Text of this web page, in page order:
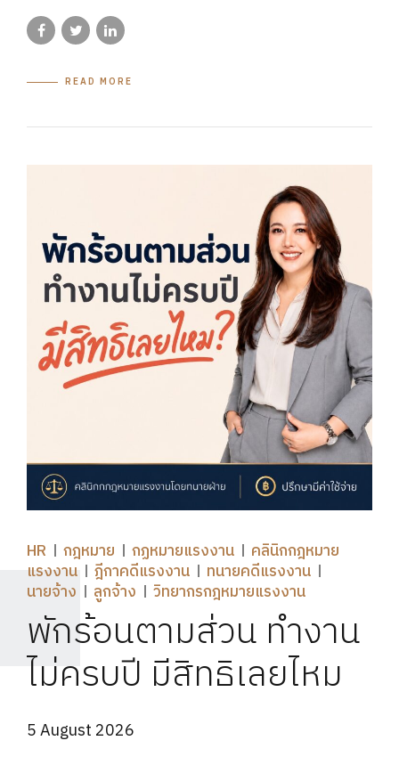
READ MORE
HR กฎหมาย กฏหมายแรงงาน
คลินิกกฎหมาย
แรงงาน
ฎีกาคดีแรงงาน
ทนายคดีแรงงาน
นายจ้าง
ลูกจ้าง วิทยากรกฎหมายแรงงาน
พักร้อนตามส่วน ทำงาน
ไม่ครบปี มีสิทธิเลยไหม
5 August 2026